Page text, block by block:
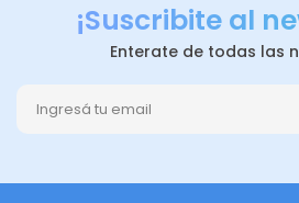
¡Suscribite al
Enterate de todas las